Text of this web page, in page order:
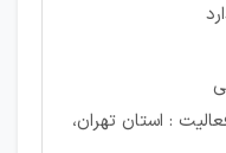
: استان تهران،